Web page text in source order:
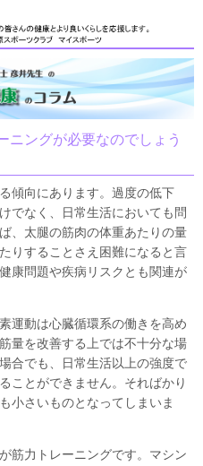
ニングが必要なのでしょう
傾向にあります。過度の低下
でなく、日常生活においても問
、太腿の筋肉の体重あたりの量
りすることさえ困難になると言
康問題や疾病リスクとも関連が
運動は心臓循環系の働きを高め
量を改善する上では不十分な場
合でも、日常生活以上の強度で
ことができません。そればかり
小さいものとなってしまいま
筋力トレーニングです。マシン